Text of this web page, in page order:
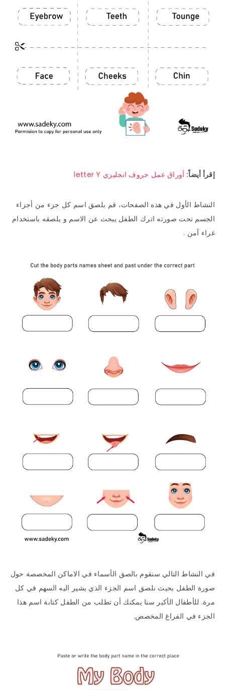
إقرأ أيضاً: أوراق عمل حروف انجليزي letter Y
النشاط الأول في هذه الصفحات، قم بلصق اسم كل جزء من أجزاء
الجسم تحت صورته اترك الطفل يبحث عن الاسم و يلصقه باستخدام
غراء آمن .
في النشاط التالي سنقوم بالصق الأسماء في الاماكن المخصصة حول
صورة الطفل بحيث نلصق اسم الجزء الذي يشير اليه السهم في كل
مرة. للأطفال الأكبر سنا يمكنك أن تطلب من الطفل كتابة اسم هذا
الجزء في الفراغ المخصص.